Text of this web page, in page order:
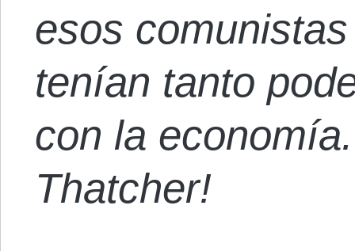
esos
tenían tanto
con la
Thatcher!